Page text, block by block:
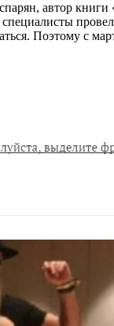
автор
Поэтому с